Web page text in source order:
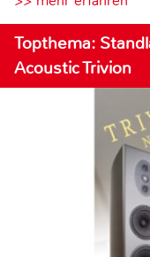
Topthema:
Acoustic Trivion